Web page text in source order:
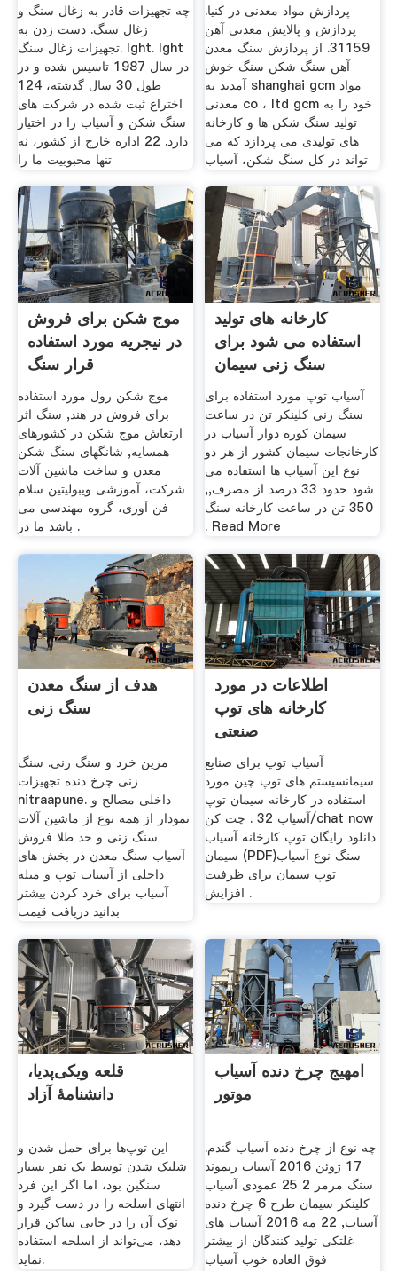
چه تجهیزات قادر به زغال سنگ و
زغال سنگ. دست زدن به
تجهیزات زغال سنگ. lght. lght
در سال 1987 تاسیس شده و در
طول 30 سال گذشته، 124
اختراع ثبت شده در شركت های
سنگ شكن و آسیاب را در اختیار
دارد. 22 اداره خارج از کشور، نه
تنها محبوبیت ما را
پردازش مواد معدنی در کنیا.
پردازش و پالایش معدنی آهن
31159. از پردازش سنگ معدن
آهن سنگ شکن سنگ خوش
آمدید به shanghai gcm مواد
معدنی co ، ltd gcm خود را به
تولید سنگ شکن ها و کارخانه
های تولیدی می پردازد که می
تواند در کل سنگ شکن، آسیاب
موج شکن برای فروش
در نیجریه مورد استفاده
قرار سنگ
موج شکن رول مورد استفاده
برای فروش در هند, سنگ اثر
ارتعاش موج شکن در کشورهای
همسایه, شانگهای سنگ شکن
معدن و ساخت ماشین آلات
شرکت، آموزشی ویبولیتین سلام
فن آوری، گروه مهندسی می
باشد ما در .
کارخانه های تولید
استفاده می شود برای
سنگ زنی سیمان
آسیاب توپ مورد استفاده برای
سنگ زنی کلینکر تن در ساعت
سیمان کوره دوار آسیاب در
کارخانجات سیمان کشور از هر دو
نوع این آسیاب ها استفاده می
شود حدود 33 درصد از مصرف,,
350 تن در ساعت کارخانه سنگ
. Read More
هدف از سنگ معدن
سنگ زنی
مزین خرد و سنگ زنی. سنگ
زنی چرخ دنده تجهیزات
nitraapune. داخلی مصالح و
نمودار از همه نوع از ماشین آلات
سنگ زنی و حد طلا فروش
آسیاب سنگ معدن در بخش های
داخلی از آسیاب توپ و میله
آسیاب برای خرد کردن بیشتر
بدانید دریافت قیمت
اطلاعات در مورد
کارخانه های توپ
صنعتی
آسیاب توپ برای صنایع
سیمانسیستم های توپ چین مورد
استفاده در کارخانه سیمان توپ
آسیاب 32 . چت کن/chat now
دانلود رایگان توپ کارخانه آسیاب
سیمان (PDF)سنگ نوع آسیاب
توپ سیمان برای ظرفیت
افزایش .
قلعه ویکی‌پدیا،
دانشنامهٔ آزاد
این توپ‌ها برای حمل شدن و
شلیک شدن توسط یک نفر بسیار
سنگین بود، اما اگر این فرد
انتهای اسلحه را در دست گیرد و
نوک آن را در جایی ساکن قرار
دهد، می‌تواند از اسلحه استفاده
نماید.
امهیج چرخ دنده آسیاب
موتور
چه نوع از چرخ دنده آسیاب گندم.
17 ژوئن 2016 آسیاب ریموند
سنگ مرمر 2 25 عمودی آسیاب
کلینکر سیمان طرح 6 چرخ دنده
آسیاب, 22 مه 2016 آسیاب های
غلتکی تولید کنندگان از بیشتر
فوق العاده خوب آسیاب